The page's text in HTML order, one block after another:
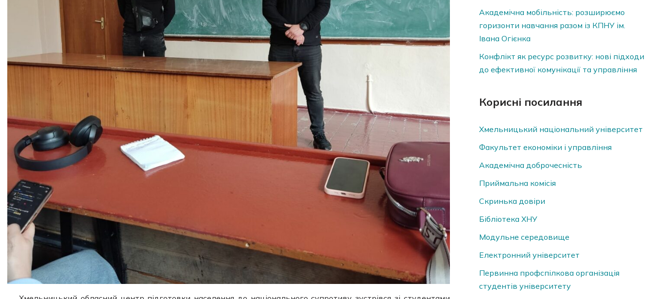
Академічна мобільність: розширюємо
горизонти навчання разом із КПНУ ім.
Івана Огієнка
Конфлікт як ресурс розвитку: нові підходи
до ефективної комунікації та управління
Корисні посилання
Хмельницький національний університет
Факультет економіки і управління
Академічна доброчесність
Приймальна комісія
Скринька довiри
Бібліотека ХНУ
Модульне середовище
Електронний університет
Первинна профспілкова організація
студентів університету